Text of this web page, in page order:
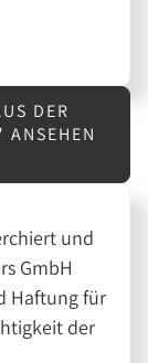
DER
ANSEHEN
und
GmbH
Haftung für
der